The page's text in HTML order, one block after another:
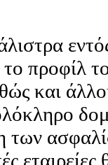
το προφίλ
και
των